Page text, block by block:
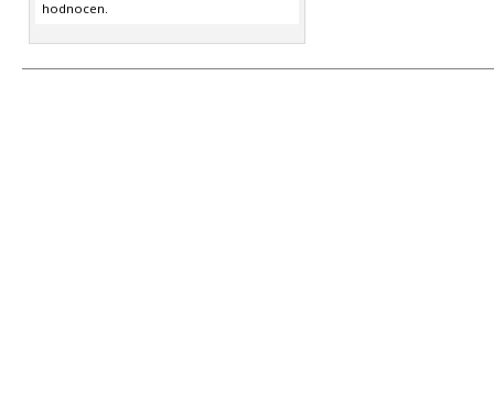
hodnocen.